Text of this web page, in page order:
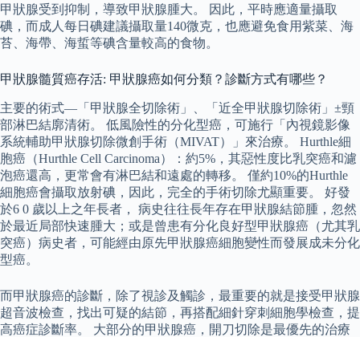
甲狀腺受到抑制，導致甲狀腺腫大。 因此，平時應適量攝取
碘，而成人每日碘建議攝取量140微克，也應避免食用紫菜、海
苔、海帶、海蜇等碘含量較高的食物。
甲狀腺髓質癌存活: 甲狀腺癌如何分類？診斷方式有哪些？
主要的術式—「甲狀腺全切除術」、「近全甲狀腺切除術」±頸
部淋巴結廓清術。 低風險性的分化型癌，可施行「內視鏡影像
系統輔助甲狀腺切除微創手術（MIVAT）」來治療。 Hurthle細
胞癌（Hurthle Cell Carcinoma）：約5%，其惡性度比乳突癌和濾
泡癌還高，更常會有淋巴結和遠處的轉移。 僅約10%的Hurthle
細胞癌會攝取放射碘，因此，完全的手術切除尤顯重要。 好發
於6 0 歲以上之年長者， 病史往往長年存在甲狀腺結節腫，忽然
於最近局部快速腫大；或是曾患有分化良好型甲狀腺癌（尤其乳
突癌）病史者，可能經由原先甲狀腺癌細胞變性而發展成未分化
型癌。
而甲狀腺癌的診斷，除了視診及觸診，最重要的就是接受甲狀腺
超音波檢查，找出可疑的結節，再搭配細針穿刺細胞學檢查，提
高癌症診斷率。 大部分的甲狀腺癌，開刀切除是最優先的治療